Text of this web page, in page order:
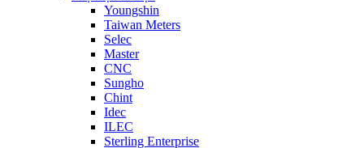
Youngshin
Taiwan Meters
Selec
Master
CNC
Sungho
Chint
Idec
ILEC
Sterling Enterprise